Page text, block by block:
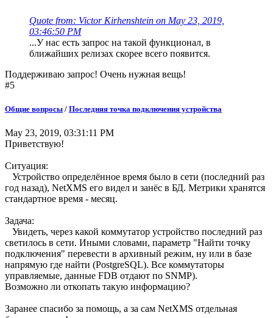
Quote from: Victor Kirhenshtein on May 23, 2019,
03:46:50 PM
...У нас есть запрос на такой функционал, в
ближайших релизах скорее всего появится.
Поддерживаю запрос! Очень нужная вещь!
#5
Общие вопросы / Последняя точка подключения устройства
May 23, 2019, 03:31:11 PM
Приветствую!
Ситуация:
Устройство определённое время было в сети (последний раз
год назад), NetXMS его видел и занёс в БД. Метрики хранятся
стандартное время - месяц.
Задача:
Увидеть, через какой коммутатор устройство последний раз
светилось в сети. Иными словами, параметр "Найти точку
подключения" перевести в архивный режим, ну или в базе
напрямую где найти (PostgreSQL). Все коммутаторы
управляемые, данные FDB отдают по SNMP).
Возможно ли откопать такую информацию?
Заранее спасибо за помощь, а за сам NetXMS отдельная